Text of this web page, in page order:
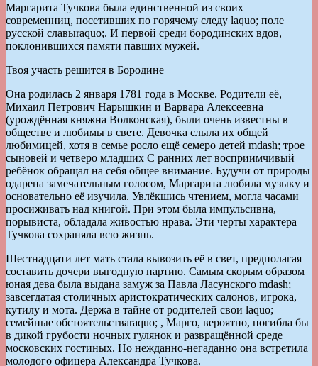
Маргарита Тучкова была единственной из своих
современниц, посетивших по горячему следу laquo; поле
русской славыraquo;. И первой среди бородинских вдов,
поклонившихся памяти павших мужей.
Твоя участь решится в Бородине
Она родилась 2 января 1781 года в Москве. Родители её,
Михаил Петрович Нарышкин и Варвара Алексеевна
(урождённая княжна Волконская), были очень известны в
обществе и любимы в свете. Девочка слыла их общей
любимицей, хотя в семье росло ещё семеро детей mdash; трое
сыновей и четверо младших С ранних лет восприимчивый
ребёнок обращал на себя общее внимание. Будучи от природы
одарена замечательным голосом, Маргарита любила музыку и
основательно её изучила. Увлёкшись чтением, могла часами
просиживать над книгой. При этом была импульсивна,
порывиста, обладала живостью нрава. Эти черты характера
Тучкова сохраняла всю жизнь.
Шестнадцати лет мать стала вывозить её в свет, предполагая
составить дочери выгодную партию. Самым скорым образом
юная дева была выдана замуж за Павла Ласунского mdash;
завсегдатая столичных аристократических салонов, игрока,
кутилу и мота. Держа в тайне от родителей свои laquo;
семейные обстоятельстваraquo; , Марго, вероятно, погибла бы
в дикой грубости ночных гулянок и развращённой среде
московских гостиных. Но нежданно-негаданно она встретила
молодого офицера Александра Тучкова.